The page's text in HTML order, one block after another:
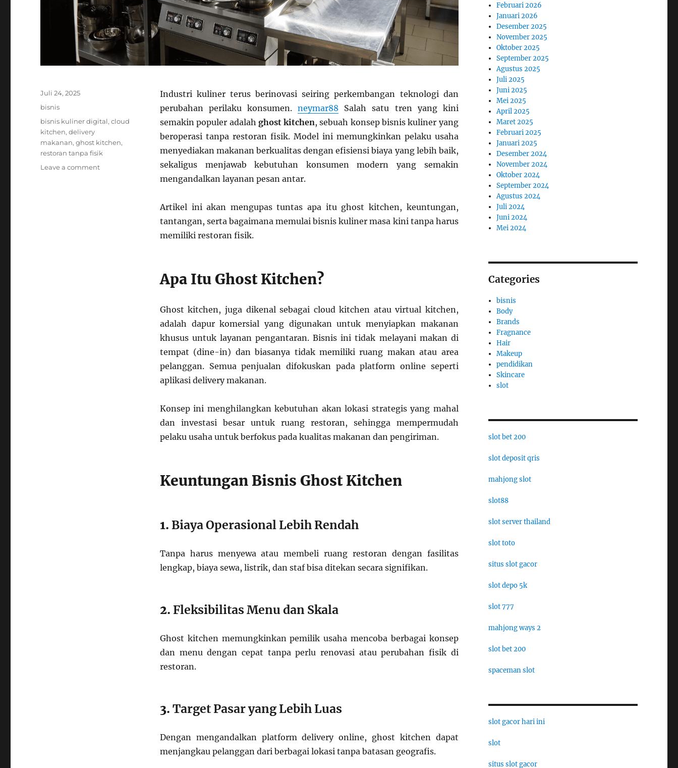
Industri kuliner terus berinovasi seiring perkembangan teknologi dan
perubahan perilaku konsumen.neymar88 Salah satu tren yang kini
semakin populer adalah ghost kitchen, sebuah konsep bisnis kuliner yang
beroperasi tanpa restoran fisik. Model ini memungkinkan pelaku usaha
menyediakan makanan berkualitas dengan efisiensi biaya yang lebih baik,
sekaligus menjawab kebutuhan konsumen modern yang semakin
mengandalkan layanan pesan antar.
Artikel ini akan mengupas tuntas apa itu ghost kitchen, keuntungan,
tantangan, serta bagaimana memulai bisnis kuliner masa kini tanpa harus
memiliki restoran fisik.
Apa Itu Ghost Kitchen?
Ghost kitchen, juga dikenal sebagai cloud kitchen atau virtual kitchen,
adalah dapur komersial yang digunakan untuk menyiapkan makanan
khusus untuk layanan pengantaran. Bisnis ini tidak melayani makan di
tempat (dine-in) dan biasanya tidak memiliki ruang makan atau area
pelanggan. Semua penjualan difokuskan pada platform online seperti
aplikasi delivery makanan.
Konsep ini menghilangkan kebutuhan akan lokasi strategis yang mahal
dan investasi besar untuk ruang restoran, sehingga mempermudah
pelaku usaha untuk berfokus pada kualitas makanan dan pengiriman.
Keuntungan Bisnis Ghost Kitchen
1. Biaya Operasional Lebih Rendah
Tanpa harus menyewa atau membeli ruang restoran dengan fasilitas
lengkap, biaya sewa, listrik, dan staf bisa ditekan secara signifikan.
2. Fleksibilitas Menu dan Skala
Ghost kitchen memungkinkan pemilik usaha mencoba berbagai konsep
dan menu dengan cepat tanpa perlu renovasi atau perubahan fisik di
restoran.
3. Target Pasar yang Lebih Luas
Dengan mengandalkan platform delivery online, ghost kitchen dapat
menjangkau pelanggan dari berbagai lokasi tanpa batasan geografis.
Posted
on
Juli 24, 2025
Categories
bisnis
Tags
bisnis kuliner digital,cloud
kitchen,delivery
makanan,ghost kitchen,
restoran tanpa fisik
Leave a commenton
Februari 2026
Januari 2026
Desember 2025
November 2025
Oktober 2025
September 2025
Agustus 2025
Juli 2025
Juni 2025
Mei 2025
April 2025
Maret 2025
Februari 2025
Januari 2025
Desember 2024
November 2024
Oktober 2024
September 2024
Agustus 2024
Juli 2024
Juni 2024
Mei 2024
Categories
bisnis
Body
Brands
Fragnance
Hair
Makeup
pendidikan
Skincare
slot
slot bet 200
slot deposit qris
mahjong slot
slot88
slot server thailand
slot toto
situs slot gacor
slot depo 5k
slot 777
mahjong ways 2
slot bet 200
spaceman slot
slot gacor hari ini
slot
situs slot gacor